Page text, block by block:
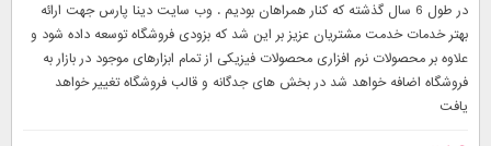
در طول 6 سال گذشته که کنار همراهان بودیم . وب سایت دینا پارس جهت ارائه
بهتر خدمات خدمت مشتریان عزیز بر این شد که بزودی فروشگاه توسعه داده شود و
علاوه بر محصولات نرم افزاری محصولات فیزیکی از تمام ابزارهای موجود در بازار به
فروشگاه اضافه خواهد شد در بخش های جدگانه و قالب فروشگاه تغییر خواهد
یافت